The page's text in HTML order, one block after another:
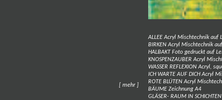
[ mehr ]
ALLEE Acryl Mischtechnik auf
BIRKEN Acryl Mischtechnik
HALBAKT Foto gedruckt auf
KNOSPENZAUBER Acryl
WASSER REFLEXION Acryl,
ICH WARTE AUF DICH Acryl
ROTE BLÜTEN Acryl
BÄUME Zeichnung A4
GLÄSER- RAUM IN